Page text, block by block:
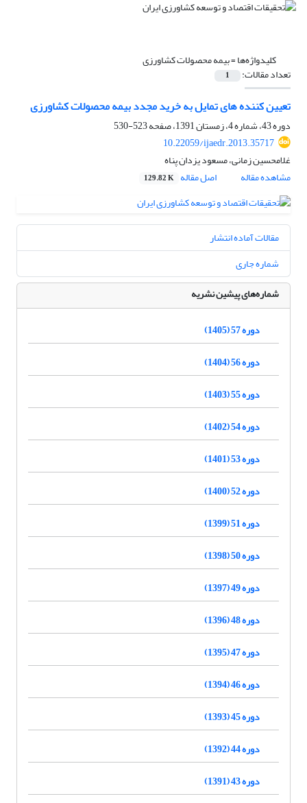
کلیدواژه‌ها =بیمه محصولات کشاورزی
تعداد مقالات: 1
تعیین کننده های تمایل به خرید مجدد بیمه محصولات کشاورزی
دوره 43، شماره 4، زمستان 1391، صفحه
523-530
10.22059/ijaedr.2013.35717
غلامحسین زمانی، مسعود یزدان پناه
مشاهده مقاله
اصل مقاله 129.82 K
مقالات آماده انتشار
شماره جاری
شماره‌های پیشین نشریه
دوره 57 (1405)
دوره 56 (1404)
دوره 55 (1403)
دوره 54 (1402)
دوره 53 (1401)
دوره 52 (1400)
دوره 51 (1399)
دوره 50 (1398)
دوره 49 (1397)
دوره 48 (1396)
دوره 47 (1395)
دوره 46 (1394)
دوره 45 (1393)
دوره 44 (1392)
دوره 43 (1391)